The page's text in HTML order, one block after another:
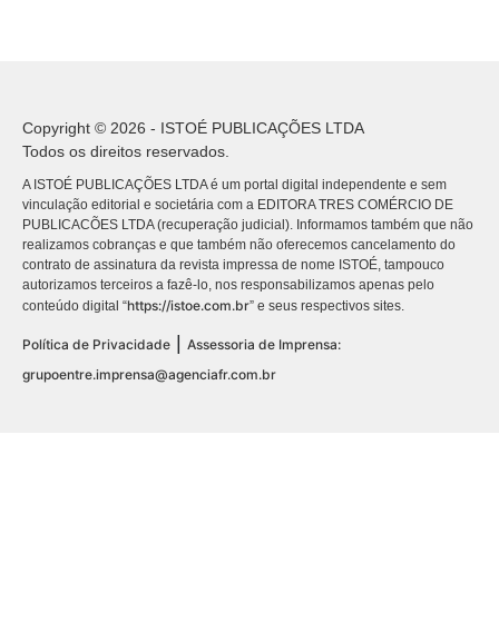
Copyright © 2026 - ISTOÉ PUBLICAÇÕES LTDA
Todos os direitos reservados.
A ISTOÉ PUBLICAÇÕES LTDA é um portal digital independente e sem
vinculação editorial e societária com a EDITORA TRES COMÉRCIO DE
PUBLICACÕES LTDA (recuperação judicial). Informamos também que não
realizamos cobranças e que também não oferecemos cancelamento do
contrato de assinatura da revista impressa de nome ISTOÉ, tampouco
autorizamos terceiros a fazê-lo, nos responsabilizamos apenas pelo
conteúdo digital “https://istoe.com.br” e seus respectivos sites.
Política de Privacidade
Assessoria de Imprensa:
grupoentre.imprensa@agenciafr.com.br